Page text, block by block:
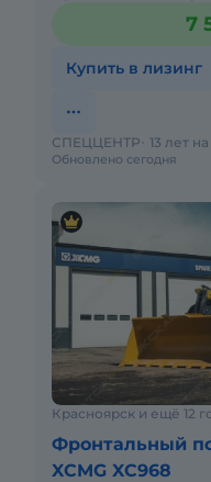
пpоконсультируют7
Купить в лизинг
Обновлено сегодня
СПЕЦЦЕНТР 13 лет
Красноярск и ещё 12
Фронтальный
XCMG XC968